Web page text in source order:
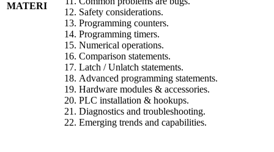
MATERI
Safety considerations.
Programming counters.
Programming timers.
Numerical operations.
Comparison statements.
Latch / Unlatch statements.
Advanced programming statements.
Hardware modules & accessories.
PLC installation & hookups.
Diagnostics and troubleshooting.
Emerging trends and capabilities.